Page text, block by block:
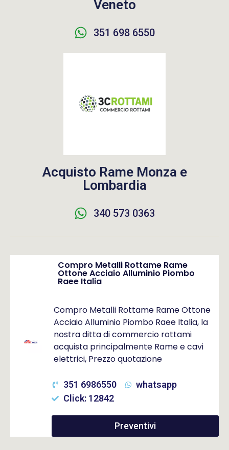
Veneto
351 698 6550
Acquisto Rame Monza e
Lombardia
340 573 0363
Compro Metalli Rottame Rame
Ottone Acciaio Alluminio Piombo
Raee Italia
Compro Metalli Rottame Rame Ottone
Acciaio Alluminio Piombo Raee Italia, la
nostra ditta di commercio rottami
acquista principalmente Rame e cavi
elettrici, Prezzo quotazione
351 6986550
whatsapp
Click: 12842
Preventivi